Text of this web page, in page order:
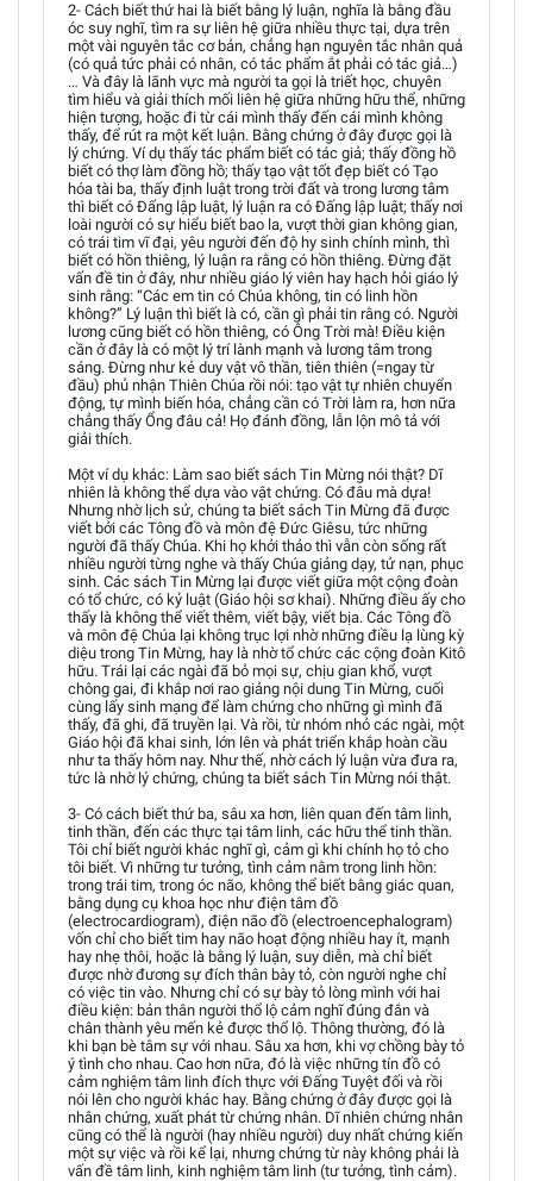
2- Cách biết thứ hai là biết bằng lý luận, nghĩa là bằng đầu
óc suy nghĩ, tìm ra sự liên hệ giữa nhiều thực tại, dựa trên
một vài nguyên tắc cơ bản, chẳng hạn nguyên tắc nhân quả
(có quả tức phải có nhân, có tác phẩm ắt phải có tác giả…)
… Và đây là lãnh vực mà người ta gọi là triết học, chuyên
tìm hiểu và giải thích mối liên hệ giữa những hữu thể, những
hiện tượng, hoặc đi từ cái mình thấy đến cái mình không
thấy, để rút ra một kết luận. Bằng chứng ở đây được gọi là
lý chứng. Ví dụ thấy tác phẩm biết có tác giả; thấy đồng hồ
biết có thợ làm đồng hồ; thấy tạo vật tốt đẹp biết có Tạo
hóa tài ba, thấy định luật trong trời đất và trong lương tâm
thì biết có Đấng lập luật, lý luận ra có Đấng lập luật; thấy nơi
loài người có sự hiểu biết bao la, vượt thời gian không gian,
có trái tim vĩ đại, yêu người đến độ hy sinh chính mình, thì
biết có hồn thiêng, lý luận ra rằng có hồn thiêng. Đừng đặt
vấn đề tin ở đây, như nhiều giáo lý viên hay hạch hỏi giáo lý
sinh rằng: “Các em tin có Chúa không, tin có linh hồn
không?” Lý luận thì biết là có, cần gì phải tin rằng có. Người
lương cũng biết có hồn thiêng, có Ông Trời mà! Điều kiện
cần ở đây là có một lý trí lành mạnh và lương tâm trong
sáng. Đừng như kẻ duy vật vô thần, tiên thiên (=ngay từ
đầu) phủ nhận Thiên Chúa rồi nói: tạo vật tự nhiên chuyển
động, tự mình biến hóa, chẳng cần có Trời làm ra, hơn nữa
chẳng thấy Ổng đâu cả! Họ đánh đồng, lẫn lộn mô tả với
giải thích.
Một ví dụ khác: Làm sao biết sách Tin Mừng nói thật? Dĩ
nhiên là không thể dựa vào vật chứng. Có đâu mà dựa!
Nhưng nhờ lịch sử, chúng ta biết sách Tin Mừng đã được
viết bởi các Tông đồ và môn đệ Đức Giêsu, tức những
người đã thấy Chúa. Khi họ khởi thảo thì vẫn còn sống rất
nhiều người từng nghe và thấy Chúa giảng dạy, tử nạn, phục
sinh. Các sách Tin Mừng lại được viết giữa một cộng đoàn
có tổ chức, có kỷ luật (Giáo hội sơ khai). Những điều ấy cho
thấy là không thể viết thêm, viết bậy, viết bịa. Các Tông đồ
và môn đệ Chúa lại không trục lợi nhờ những điều lạ lùng kỳ
diệu trong Tin Mừng, hay là nhờ tổ chức các cộng đoàn Kitô
hữu. Trái lại các ngài đã bỏ mọi sự, chịu gian khổ, vượt
chông gai, đi khắp nơi rao giảng nội dung Tin Mừng, cuối
cùng lấy sinh mạng để làm chứng cho những gì mình đã
thấy, đã ghi, đã truyền lại. Và rồi, từ nhóm nhỏ các ngài, một
Giáo hội đã khai sinh, lớn lên và phát triển khắp hoàn cầu
như ta thấy hôm nay. Như thế, nhờ cách lý luận vừa đưa ra,
tức là nhờ lý chứng, chúng ta biết sách Tin Mừng nói thật.
3- Có cách biết thứ ba, sâu xa hơn, liên quan đến tâm linh,
tinh thần, đến các thực tại tâm linh, các hữu thể tinh thần.
Tôi chỉ biết người khác nghĩ gì, cảm gì khi chính họ tỏ cho
tôi biết. Vì những tư tưởng, tình cảm nằm trong linh hồn:
trong trái tim, trong óc não, không thể biết bằng giác quan,
bằng dụng cụ khoa học như điện tâm đồ
(electrocardiogram), điện não đồ (electroencephalogram)
vốn chỉ cho biết tim hay não hoạt động nhiều hay ít, mạnh
hay nhẹ thôi, hoặc là bằng lý luận, suy diễn, mà chỉ biết
được nhờ đương sự đích thân bày tỏ, còn người nghe chỉ
có việc tin vào. Nhưng chỉ có sự bày tỏ lòng mình với hai
điều kiện: bản thân người thổ lộ cảm nghĩ đúng đắn và
chân thành yêu mến kẻ được thổ lộ. Thông thường, đó là
khi bạn bè tâm sự với nhau. Sâu xa hơn, khi vợ chồng bày tỏ
ý tình cho nhau. Cao hơn nữa, đó là việc những tín đồ có
cảm nghiệm tâm linh đích thực với Đấng Tuyệt đối và rồi
nói lên cho người khác hay. Bằng chứng ở đây được gọi là
nhân chứng, xuất phát từ chứng nhân. Dĩ nhiên chứng nhân
cũng có thể là người (hay nhiều người) duy nhất chứng kiến
một sự việc và rồi kể lại, nhưng chứng từ này không phải là
vấn đề tâm linh, kinh nghiệm tâm linh (tư tưởng, tình cảm).